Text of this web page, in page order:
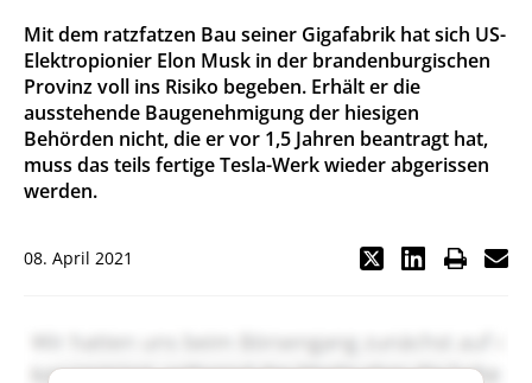
Mit dem ratzfatzen Bau seiner Gigafabrik hat sich US-
Elektropionier Elon Musk in der brandenburgischen
Provinz voll ins Risiko begeben. Erhält er die
ausstehende Baugenehmigung der hiesigen
Behörden nicht, die er vor 1,5 Jahren beantragt hat,
muss das teils fertige Tesla-Werk wieder abgerissen
werden.
08. April 2021